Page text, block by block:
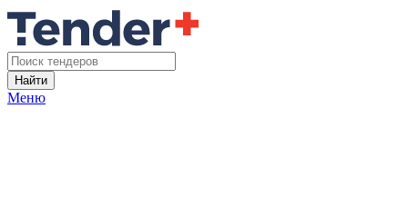
Найти
Меню